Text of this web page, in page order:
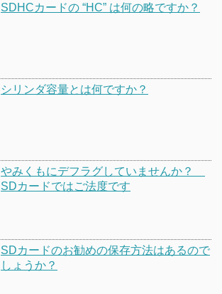
SDHCカードの “HC” は何の略ですか？
シリンダ容量とは何ですか？
やみくもにデフラグしていませんか？
SDカードではご法度です
SDカードのお勧めの保存方法はあるので
しょうか？